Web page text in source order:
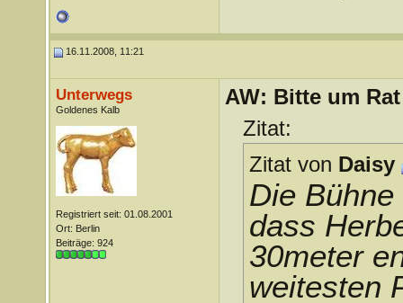
16.11.2008, 11:21
Unterwegs
Goldenes Kalb
Registriert seit: 01.08.2001
Ort: Berlin
Beiträge: 924
AW: Bitte um Rat
Zitat:
Zitat von Daisy
Die
dass
30meter
weitesten